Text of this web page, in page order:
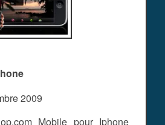
2009
Mobile pour Iphone